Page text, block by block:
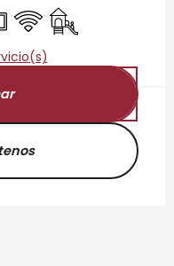
cocción
Wifi Juegos infantiles